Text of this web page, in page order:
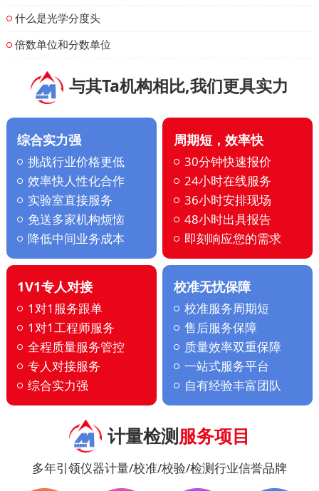
什么是光学分度头
倍数单位和分数单位
与其Ta机构相比,我们更具实力
综合实力强
挑战行业价格更低
效率快人性化合作
实验室直接服务
免送多家机构烦恼
降低中间业务成本
周期短，效率快
30分钟快速报价
24小时在线服务
36小时安排现场
48小时出具报告
即刻响应您的需求
1V1专人对接
1对1服务跟单
1对1工程师服务
全程质量服务管控
专人对接服务
综合实力强
校准无忧保障
校准服务周期短
售后服务保障
质量效率双重保障
一站式服务平台
自有经验丰富团队
计量检测服务项目
多年引领仪器计量/校准/校验/检测行业信誉品牌